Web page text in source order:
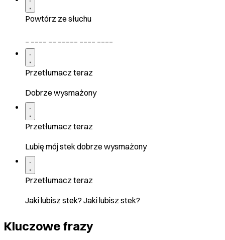
Powtórz ze słuchu
Przetłumacz teraz
Dobrze wysmażony
Przetłumacz teraz
Lubię mój stek dobrze wysmażony
Przetłumacz teraz
Jaki lubisz stek? Jaki lubisz stek?
Kluczowe frazy